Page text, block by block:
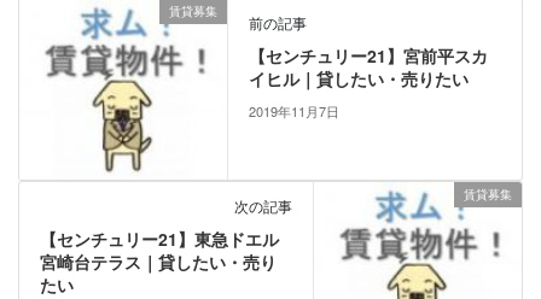
賃貸募集
前の記事
【センチュリー21】宮前平スカ
イヒル｜貸したい・売りたい
2019年11月7日
賃貸募集
次の記事
【センチュリー21】東急ドエル
宮崎台テラス｜貸したい・売り
たい